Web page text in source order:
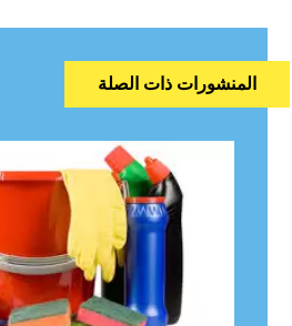
المنشورات ذات الصلة